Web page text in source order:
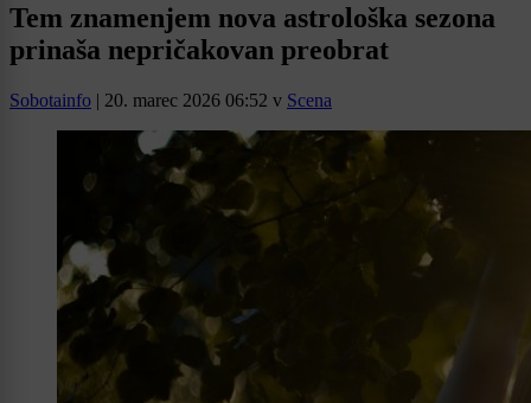
Tem znamenjem nova astrološka sezona
prinaša nepričakovan preobrat
Sobotainfo | 20. marec 2026 06:52 v Scena